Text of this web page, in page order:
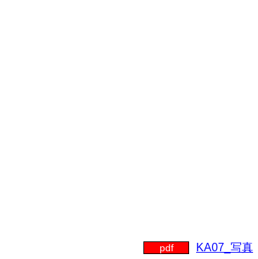
pdf KA07_写真